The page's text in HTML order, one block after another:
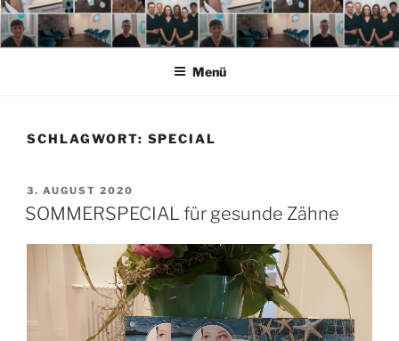
Zum
Inhalt
springen
Menü
SCHLAGWORT: SPECIAL
VERÖFFENTLICHT
AM
3. AUGUST 2020
SOMMERSPECIAL für gesunde Zähne